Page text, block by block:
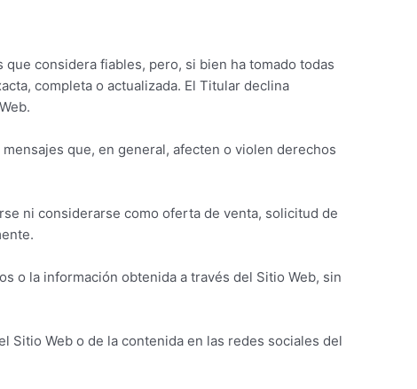
considera fiables, pero, si bien ha tomado todas
completa o actualizada. El Titular declina
que, en general, afecten o violen derechos
ni considerarse como oferta de venta, solicitud de
o la información obtenida a través del Sitio Web, sin
Web o de la contenida en las redes sociales del